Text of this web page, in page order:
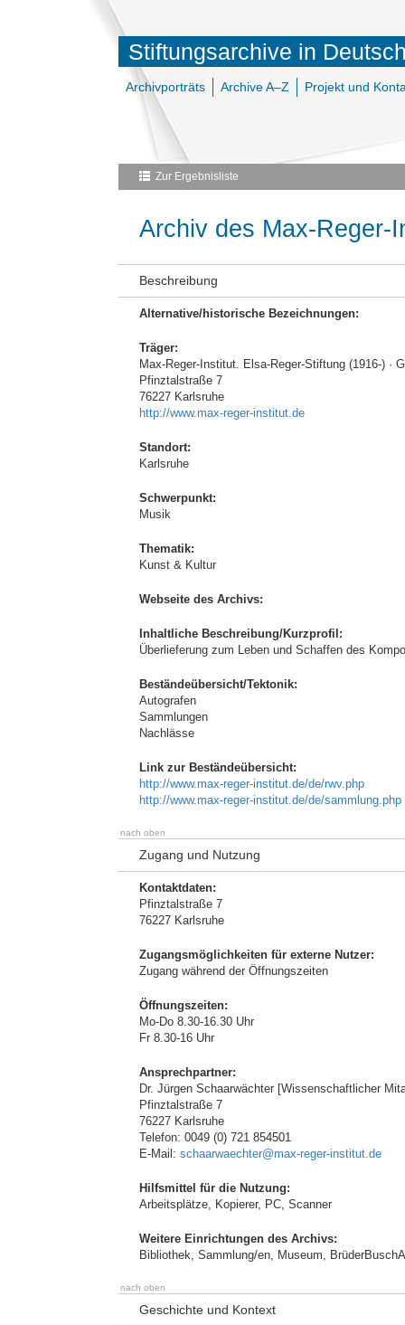
Stiftungsarchive in
Archivporträts Archive A–Z Projekt und
Zur Ergebnisliste
Archiv des Max-Reger-
Beschreibung
Alternative/historische Bezeichnungen:
Träger:
Max-Reger-Institut. Elsa-Reger-Stiftung (1916-) ·
Pfinztalstraße 7
76227 Karlsruhe
http://www.max-reger-institut.de
Standort:
Karlsruhe
Schwerpunkt:
Musik
Thematik:
Kunst & Kultur
Webseite des Archivs:
Inhaltliche Beschreibung/Kurzprofil:
Überlieferung zum Leben und Schaffen des
Beständeübersicht/Tektonik:
Autografen
Sammlungen
Nachlässe
Link zur Beständeübersicht:
http://www.max-reger-institut.de/de/rwv.php
http://www.max-reger-institut.de/de/sammlung.php
nach oben
Zugang und Nutzung
Kontaktdaten:
Pfinztalstraße 7
76227 Karlsruhe
Zugangsmöglichkeiten für externe Nutzer:
Zugang während der Öffnungszeiten
Öffnungszeiten:
Mo-Do 8.30-16.30 Uhr
Fr 8.30-16 Uhr
Ansprechpartner:
Dr. Jürgen Schaarwächter [Wissenschaftlicher
Pfinztalstraße 7
76227 Karlsruhe
Telefon: 0049 (0) 721 854501
E-Mail: schaarwaechter@max-reger-institut.de
Hilfsmittel für die Nutzung:
Arbeitsplätze, Kopierer, PC, Scanner
Weitere Einrichtungen des Archivs:
Bibliothek, Sammlung/en, Museum,
nach oben
Geschichte und Kontext